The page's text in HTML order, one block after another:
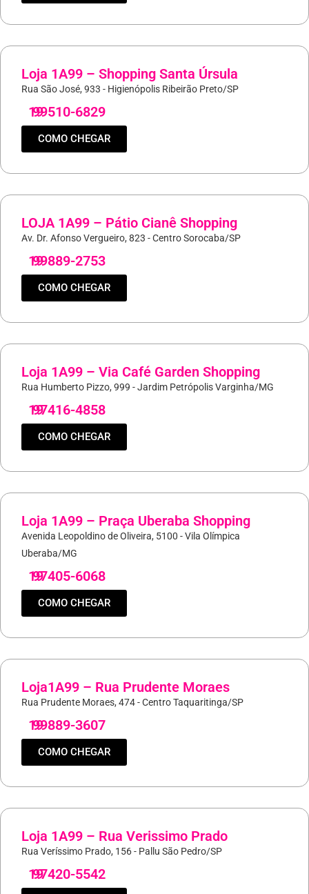
Loja 1A99 – Shopping Santa Úrsula
Rua São José, 933 - Higienópolis Ribeirão Preto/SP
19
99510-6829
COMO CHEGAR
LOJA 1A99 – Pátio Cianê Shopping
Av. Dr. Afonso Vergueiro, 823 - Centro Sorocaba/SP
19
99889-2753
COMO CHEGAR
Loja 1A99 – Via Café Garden Shopping
Rua Humberto Pizzo, 999 - Jardim Petrópolis Varginha/MG
19
97416-4858
COMO CHEGAR
Loja 1A99 – Praça Uberaba Shopping
Avenida Leopoldino de Oliveira, 5100 - Vila Olímpica
Uberaba/MG
19
97405-6068
COMO CHEGAR
Loja1A99 – Rua Prudente Moraes
Rua Prudente Moraes, 474 - Centro Taquaritinga/SP
19
99889-3607
COMO CHEGAR
Loja 1A99 – Rua Verissimo Prado
Rua Veríssimo Prado, 156 - Pallu São Pedro/SP
19
97420-5542